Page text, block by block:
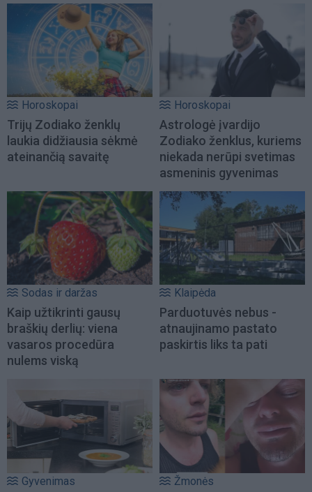
Horoskopai
Trijų Zodiako ženklų
laukia didžiausia sėkmė
ateinančią savaitę
Horoskopai
Astrologė įvardijo
Zodiako ženklus, kuriems
niekada nerūpi svetimas
asmeninis gyvenimas
Sodas ir daržas
Kaip užtikrinti gausų
braškių derlių: viena
vasaros procedūra
nulems viską
Klaipėda
Parduotuvės nebus -
atnaujinamo pastato
paskirtis liks ta pati
Gyvenimas Žmonės